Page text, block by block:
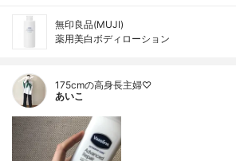
無印良品(MUJI)
薬用美白ボディローション
175cmの高身長主婦♡
あいこ